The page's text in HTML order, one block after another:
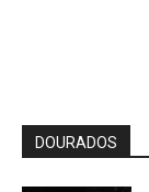
DOURADOS